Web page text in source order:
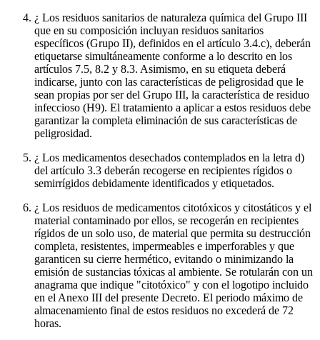
¿ Los residuos sanitarios de naturaleza química del Grupo III
que en su composición incluyan residuos sanitarios
específicos (Grupo II), definidos en el artículo 3.4.c), deberán
etiquetarse simultáneamente conforme a lo descrito en los
artículos 7.5, 8.2 y 8.3. Asimismo, en su etiqueta deberá
indicarse, junto con las características de peligrosidad que le
sean propias por ser del Grupo III, la característica de residuo
infeccioso (H9). El tratamiento a aplicar a estos residuos debe
garantizar la completa eliminación de sus características de
peligrosidad.
¿ Los medicamentos desechados contemplados en la letra d)
del artículo 3.3 deberán recogerse en recipientes rígidos o
semirrígidos debidamente identificados y etiquetados.
¿ Los residuos de medicamentos citotóxicos y citostáticos y el
material contaminado por ellos, se recogerán en recipientes
rígidos de un solo uso, de material que permita su destrucción
completa, resistentes, impermeables e imperforables y que
garanticen su cierre hermético, evitando o minimizando la
emisión de sustancias tóxicas al ambiente. Se rotularán con un
anagrama que indique "citotóxico" y con el logotipo incluido
en el Anexo III del presente Decreto. El periodo máximo de
almacenamiento final de estos residuos no excederá de 72
horas.